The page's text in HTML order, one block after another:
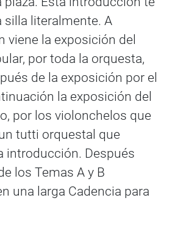
silla literalmente. A
viene la exposición del
por toda la orquesta,
de la exposición por el
la exposición del
por los violonchelos que
tutti orquestal que
introducción. Después
los Temas A y B
una larga Cadencia para